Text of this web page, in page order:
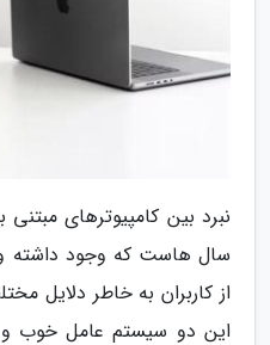
نبرد بین کامپیوترهای
سال هاست که وجود داشته و
از کاربران به خاطر دلایل
این دو سیستم عامل خوب و